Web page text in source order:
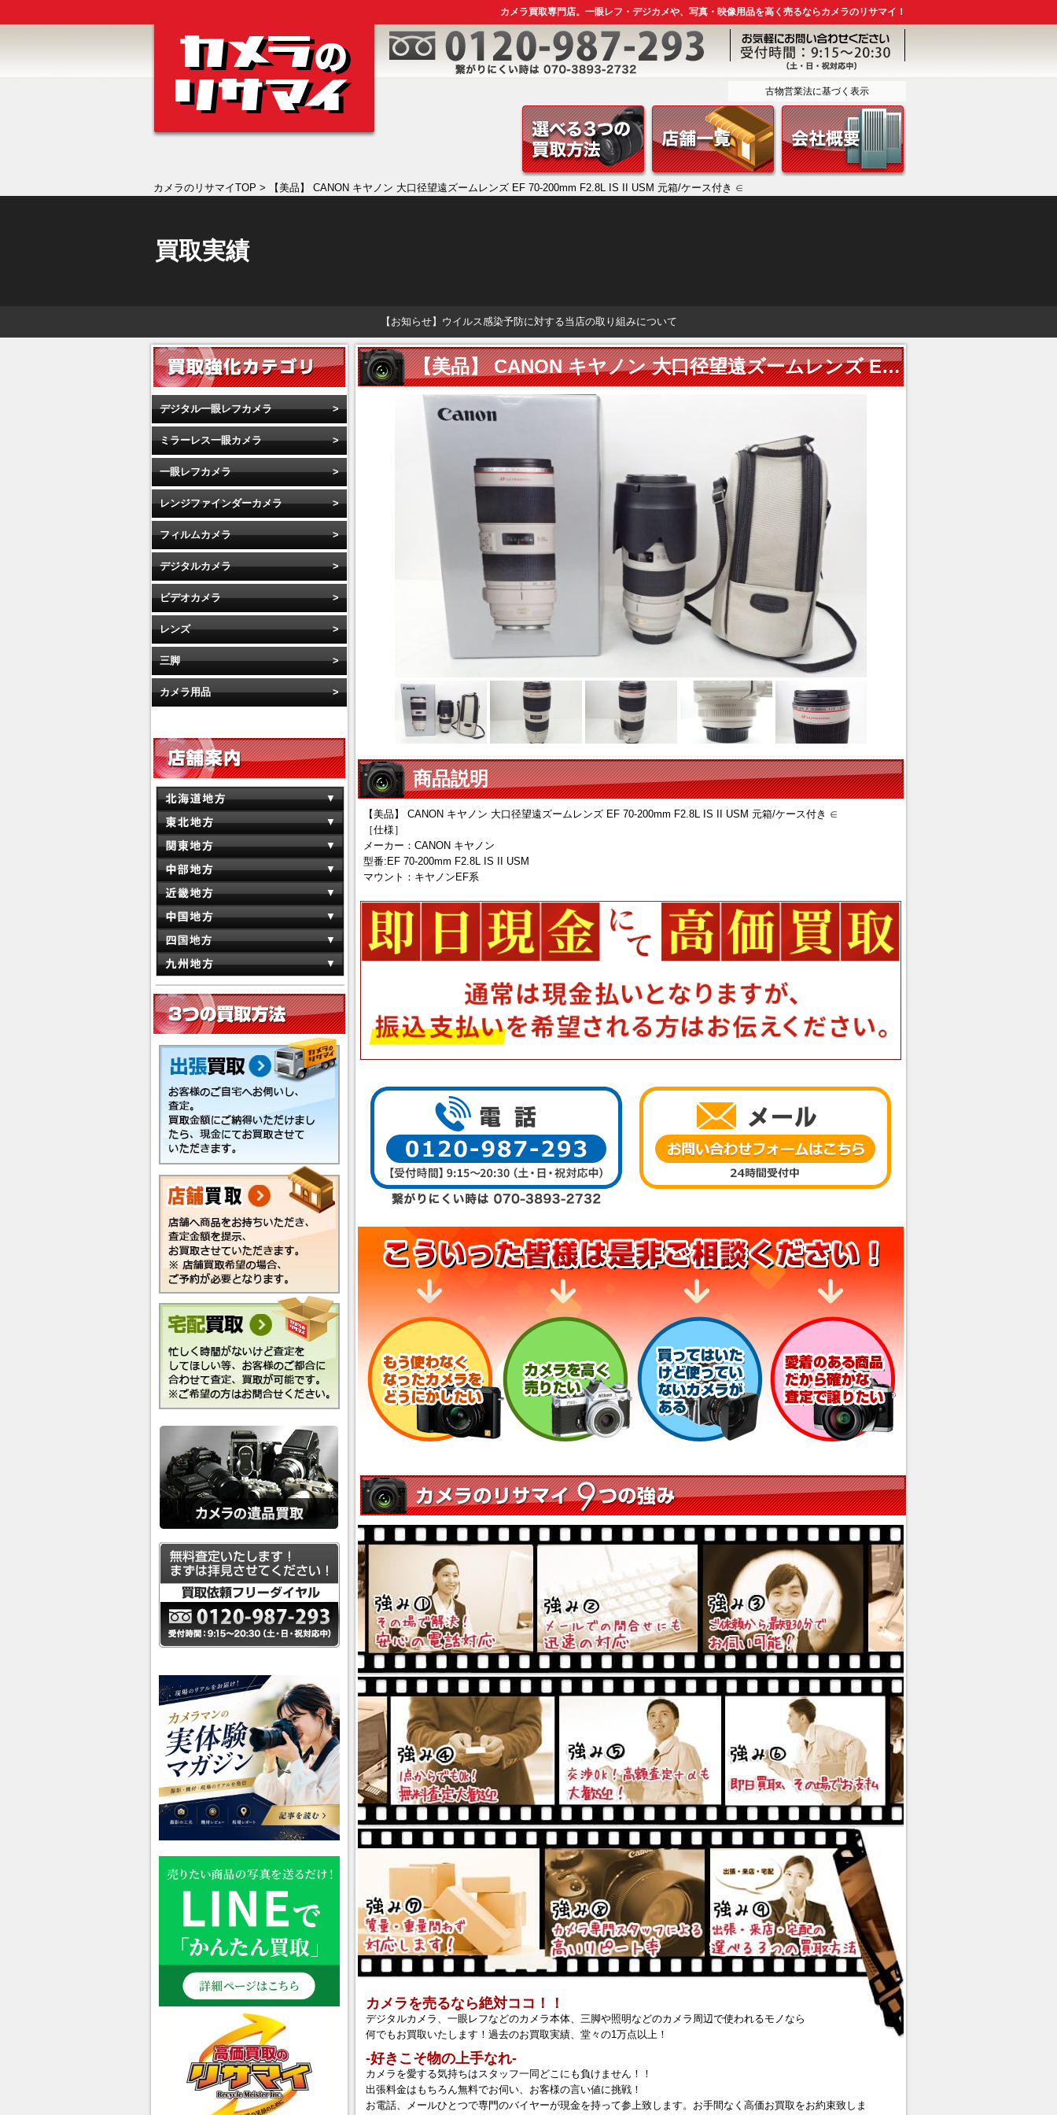
カメラ買取専門店。一眼レフ・デジカメや、写真・映像用品を高く売るならカメラのリサマイ！
古物営業法に基づく表示
カメラのリサマイTOP > 【美品】 CANON キヤノン 大口径望遠ズームレンズ EF 70-200mm F2.8L IS II USM 元箱/ケース付き ∈
買取実績
【お知らせ】ウイルス感染予防に対する当店の取り組みについて
【美品】 CANON キヤノン 大口径望遠ズームレンズ EF 70-200mm F2.8L IS II USM 元箱/ケース付き ∈
商品説明
【美品】 CANON キヤノン 大口径望遠ズームレンズ EF 70-200mm F2.8L IS II USM 元箱/ケース付き ∈
［仕様］
メーカー：CANON キヤノン
型番:EF 70-200mm F2.8L IS II USM
マウント：キヤノンEF系
カメラを売るなら絶対ココ！！
デジタルカメラ、一眼レフなどのカメラ本体、三脚や照明などのカメラ周辺で使われるモノなら
何でもお買取いたします！過去のお買取実績、堂々の1万点以上！
‐好きこそ物の上手なれ‐
カメラを愛する気持ちはスタッフ一同どこにも負けません！！
出張料金はもちろん無料でお伺い、お客様の言い値に挑戦！
お電話、メールひとつで専門のバイヤーが現金を持って参上致します。お手間なく高価お買取をお約束致しま
デジタル一眼レフカメラ
ミラーレス一眼カメラ
一眼レフカメラ
レンジファインダーカメラ
フィルムカメラ
デジタルカメラ
ビデオカメラ
レンズ
三脚
カメラ用品